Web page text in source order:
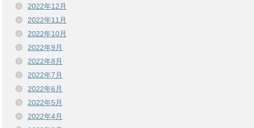
2022年12月
2022年11月
2022年10月
2022年9月
2022年8月
2022年7月
2022年6月
2022年5月
2022年4月